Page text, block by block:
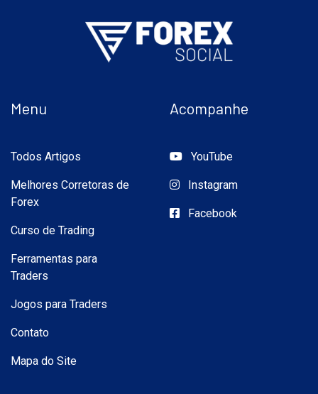
Menu
Todos Artigos
Melhores Corretoras de
Forex
Curso de Trading
Ferramentas para
Traders
Jogos para Traders
Contato
Mapa do Site
Acompanhe
YouTube
Instagram
Facebook